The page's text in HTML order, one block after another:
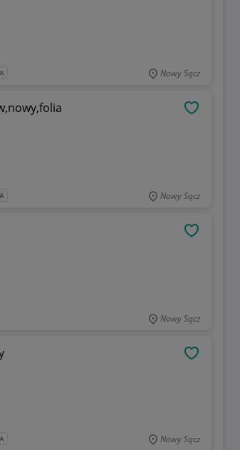
Nowy Sącz
Nowy Sącz
Nowy Sącz
Nowy Sącz